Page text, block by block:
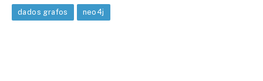
dados grafos neo4j